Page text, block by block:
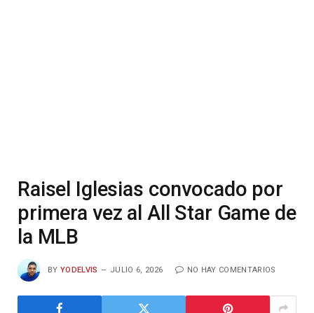
Raisel Iglesias convocado por
primera vez al All Star Game de
la MLB
BY YODELVIS JULIO 6, 2026 NO HAY COMENTARIOS